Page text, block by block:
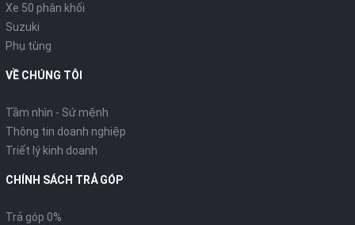
Xe 50 phân khối
Suzuki
Phụ tùng
VỀ CHÚNG TÔI
Tầm nhìn - Sứ mệnh
Thông tin doanh nghiệp
Triết lý kinh doanh
CHÍNH SÁCH TRẢ GÓP
Trả góp 0%